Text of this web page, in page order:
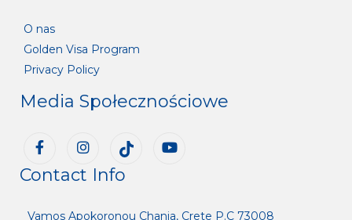
O nas
Golden Visa Program
Privacy Policy
Media Społecznościowe
Contact Info
Vamos Apokoronou Chania, Crete P.C 73008